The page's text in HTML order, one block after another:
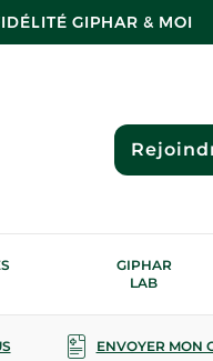
GIPHAR & MOI
GIPHAR
LAB
ENVOYER MON